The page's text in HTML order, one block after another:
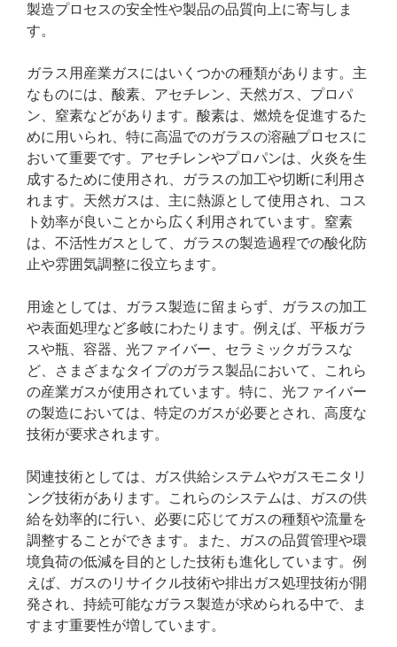
製造プロセスの安全性や製品の品質向上に寄与しま
す。
ガラス用産業ガスにはいくつかの種類があります。主
なものには、酸素、アセチレン、天然ガス、プロパ
ン、窒素などがあります。酸素は、燃焼を促進するた
めに用いられ、特に高温でのガラスの溶融プロセスに
おいて重要です。アセチレンやプロパンは、火炎を生
成するために使用され、ガラスの加工や切断に利用さ
れます。天然ガスは、主に熱源として使用され、コス
ト効率が良いことから広く利用されています。窒素
は、不活性ガスとして、ガラスの製造過程での酸化防
止や雰囲気調整に役立ちます。
用途としては、ガラス製造に留まらず、ガラスの加工
や表面処理など多岐にわたります。例えば、平板ガラ
スや瓶、容器、光ファイバー、セラミックガラスな
ど、さまざまなタイプのガラス製品において、これら
の産業ガスが使用されています。特に、光ファイバー
の製造においては、特定のガスが必要とされ、高度な
技術が要求されます。
関連技術としては、ガス供給システムやガスモニタリ
ング技術があります。これらのシステムは、ガスの供
給を効率的に行い、必要に応じてガスの種類や流量を
調整することができます。また、ガスの品質管理や環
境負荷の低減を目的とした技術も進化しています。例
えば、ガスのリサイクル技術や排出ガス処理技術が開
発され、持続可能なガラス製造が求められる中で、ま
すます重要性が増しています。